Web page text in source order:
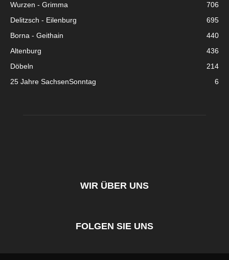
Wurzen - Grimma
706
Delitzsch - Eilenburg
695
Borna - Geithain
440
Altenburg
436
Döbeln
214
25 Jahre SachsenSonntag
6
WIR ÜBER UNS
FOLGEN SIE UNS